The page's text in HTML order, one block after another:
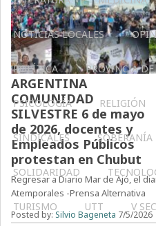
NOTICIAS LOCALES
POLÍTICA PROVINCIA
PSICOLOGÍA RELIGIÓN
SINDICALES
SOLIDARIDAD
TURISMO UTT V
ARGENTINA
COMUNIDAD
SILVESTRE 6 de mayo
de 2026, docentes y
Empleados Públicos
protestan en Chubut
Regresar a Diario Mar de Ajó, el
Atemporales -Prensa Alternativa
Posted by: Silvio Bageneta 7/5/2026